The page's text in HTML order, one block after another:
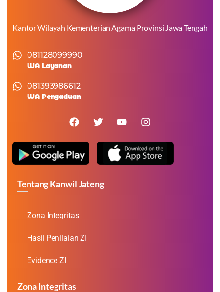
Kantor Wilayah Kementerian Agama Provinsi Jawa Tengah
081128099990
WA Layanan
081393986612
WA Pengaduan
Tentang Kanwil Jateng
Zona Integritas
Hasil Penilaian ZI
Evidence ZI
Zona Integritas